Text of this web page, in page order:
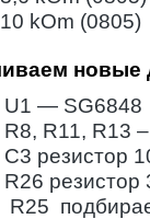
kOm (0805)
новые
U1 — SG6848
R11, R13
резистор
резистор
R25